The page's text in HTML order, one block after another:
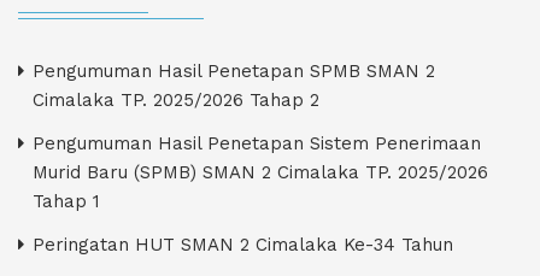
Pengumuman Hasil Penetapan SPMB SMAN 2
Cimalaka TP. 2025/2026 Tahap 2
Pengumuman Hasil Penetapan Sistem Penerimaan
Murid Baru (SPMB) SMAN 2 Cimalaka TP. 2025/2026
Tahap 1
Peringatan HUT SMAN 2 Cimalaka Ke-34 Tahun